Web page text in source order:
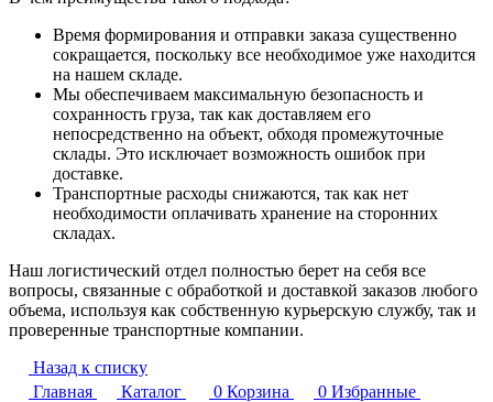
Время формирования и отправки заказа существенно
сокращается, поскольку все необходимое уже находится
на нашем складе.
Мы обеспечиваем максимальную безопасность и
сохранность груза, так как доставляем его
непосредственно на объект, обходя промежуточные
склады. Это исключает возможность ошибок при
доставке.
Транспортные расходы снижаются, так как нет
необходимости оплачивать хранение на сторонних
складах.
Наш логистический отдел полностью берет на себя все
вопросы, связанные с обработкой и доставкой заказов любого
объема, используя как собственную курьерскую службу, так и
проверенные транспортные компании.
Назад к списку
Главная
Каталог 0 Корзина 0 Избранные